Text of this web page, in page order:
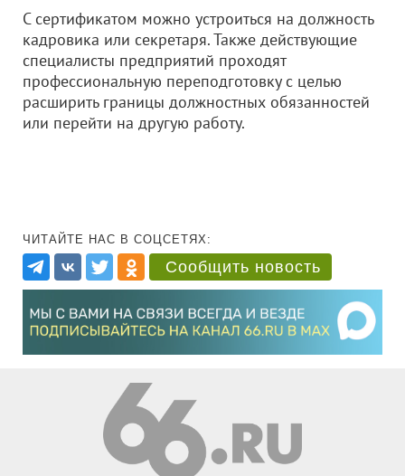
С сертификатом можно устроиться на должность
кадровика или секретаря. Также действующие
специалисты предприятий проходят
профессиональную переподготовку с целью
расширить границы должностных обязанностей
или перейти на другую работу.
ЧИТАЙТЕ НАС В СОЦСЕТЯХ:
Сообщить новость